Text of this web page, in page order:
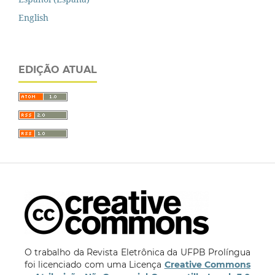
English
EDIÇÃO ATUAL
O trabalho da Revista Eletrônica da UFPB Prolíngua
foi licenciado com uma Licença Creative Commons